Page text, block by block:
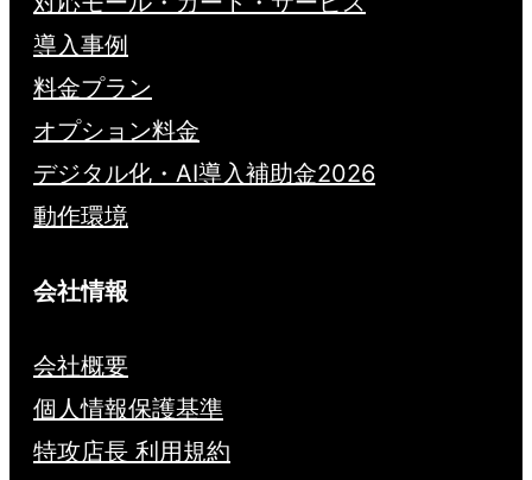
導入事例
料金プラン
オプション料金
デジタル化・AI導入補助金2026
動作環境
会社情報
会社概要
個人情報保護基準
特攻店長 利用規約